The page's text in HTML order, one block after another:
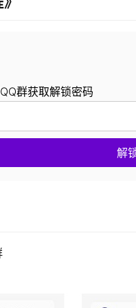
群获取解锁密码
解